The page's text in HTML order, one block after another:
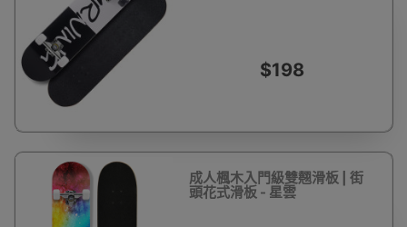
$198
成人楓木入門級雙翹滑板 | 街
頭花式滑板 - 星雲